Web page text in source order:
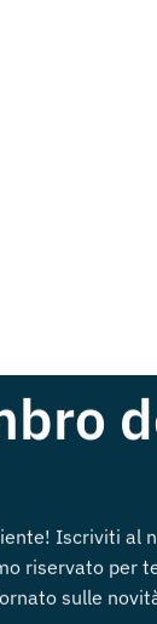
Iscriviti al
riservato per
sulle